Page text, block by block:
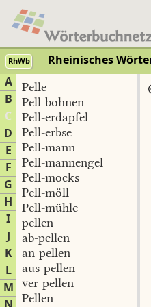
RhWb Rheinisches
A
B
C
D
E
F
G
H
I
J
K
L
M
Pelle
Pell-bohnen
Pell-erdapfel
Pell-erbse
Pell-mann
Pell-mannengel
Pell-mocks
Pell-möll
Pell-mühle
pellen
ab-pellen
an-pellen
aus-pellen
ver-pellen
Pellen